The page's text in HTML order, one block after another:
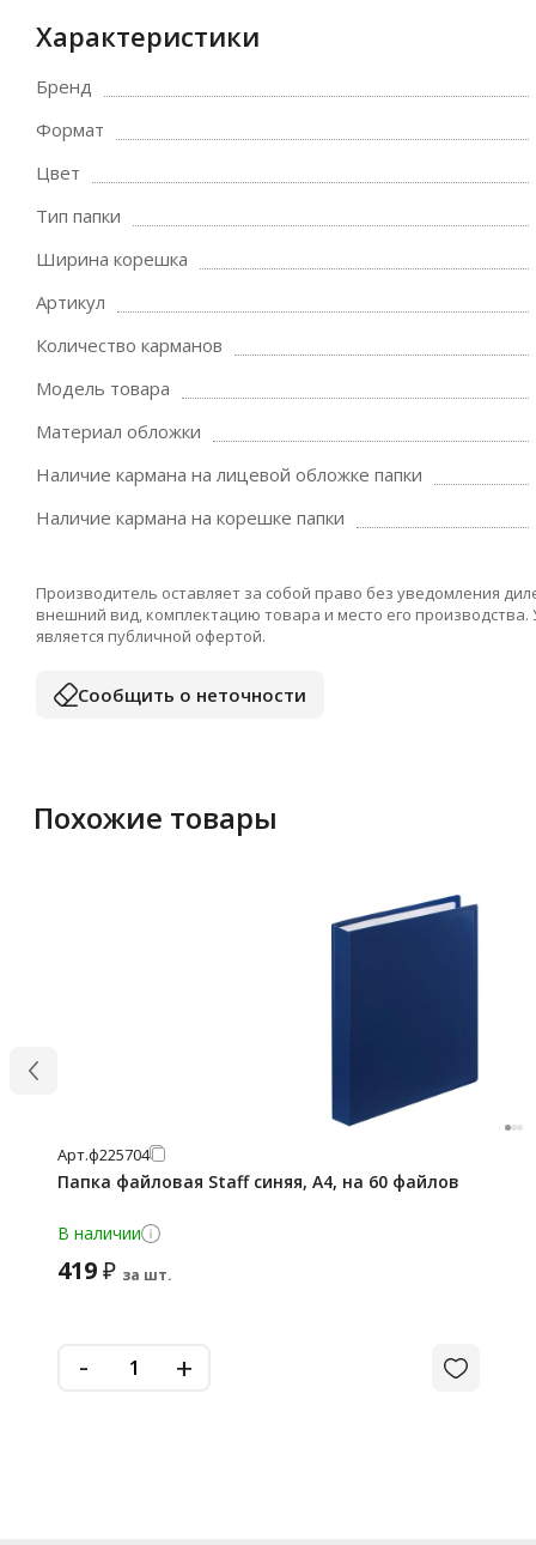
Характеристики
Бренд
Формат
Цвет
Тип папки
Ширина корешка
Артикул
Количество карманов
Модель товара
Материал обложки
Наличие кармана на лицевой обложке папки
Наличие кармана на корешке папки
Производитель оставляет за собой право без уведомления
внешний вид, комплектацию товара и место его
является публичной офертой.
Сообщить о неточности
Похожие товары
Арт.ф225704
Папка файловая Staff синяя, А4, на 60 файлов
В наличии
419₽ за шт.
- +